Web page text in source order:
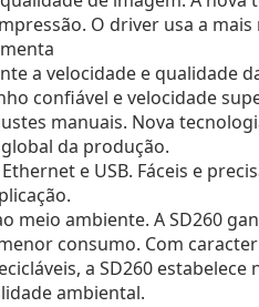
O driver usa a
a velocidade e qualidade
confiável e velocidade
manuais. Nova
da produção.
e USB. Fáceis e
meio ambiente. A SD260
consumo. Com
a SD260
ambiental.